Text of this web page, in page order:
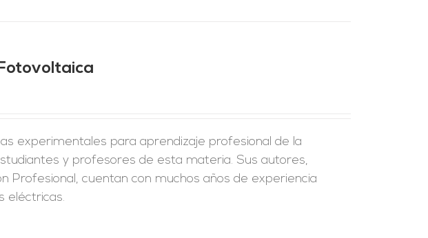
experimentales para aprendizaje profesional de la
y profesores de esta materia. Sus autores,
Profesional, cuentan con muchos años de experiencia
eléctricas.